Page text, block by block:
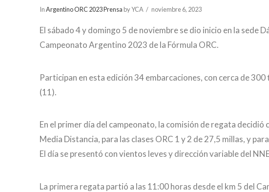
InArgentino ORC 2023 Prensa by YCA noviembre 6, 2023
El sábado 4 y domingo 5 de noviembre se dio inicio en la sede
Campeonato Argentino 2023 de la Fórmula ORC.
Participan en esta edición 34 embarcaciones, con cerca de
(11).
En el primer día del campeonato, la comisión de regata
Media Distancia, para las clases ORC 1 y 2 de 27,5 millas, y
El día se presentó con vientos leves y dirección variable del
La primera regata partió a las 11:00 horas desde el km 5 del